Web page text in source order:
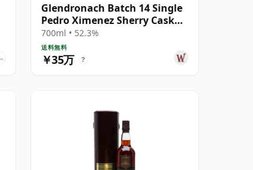
Glendronach Batch 14 Single
Pedro Ximenez Sherry Cask
#1037 1985 30年
700ml • 52.3%
送料無料
￥35万 ?